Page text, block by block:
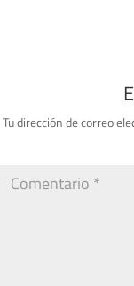
Tu dirección de correo